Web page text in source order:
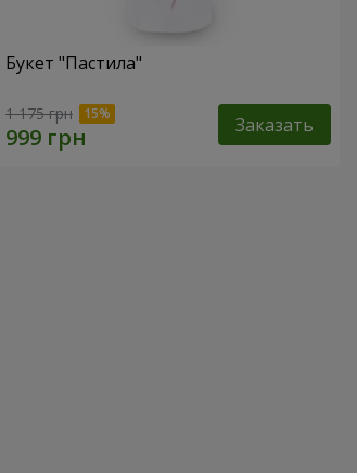
Букет "Пастила"
1 175 грн Заказать